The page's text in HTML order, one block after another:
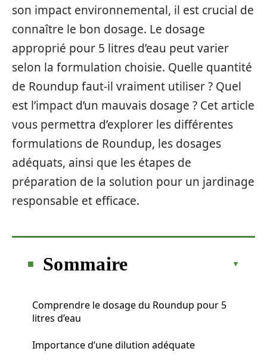
son impact environnemental, il est crucial de
connaître le bon dosage. Le dosage
approprié pour 5 litres d’eau peut varier
selon la formulation choisie. Quelle quantité
de Roundup faut-il vraiment utiliser ? Quel
est l’impact d’un mauvais dosage ? Cet article
vous permettra d’explorer les différentes
formulations de Roundup, les dosages
adéquats, ainsi que les étapes de
préparation de la solution pour un jardinage
responsable et efficace.
Sommaire
Comprendre le dosage du Roundup pour 5
litres d’eau
Importance d’une dilution adéquate